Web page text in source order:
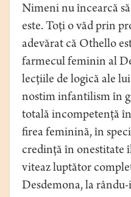
Nimeni nu încearcă
este. Toţi o văd prin
adevărat că Othello
farmecul feminin al
lecţiile de logică ale
nostim infantilism în
totală incompetenţă
firea feminină, în
credinţă în onestitate
viteaz luptător
Desdemona, la